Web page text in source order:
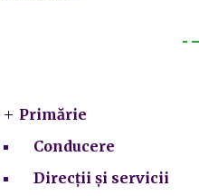
Primărie
Conducere
Direcții și servicii